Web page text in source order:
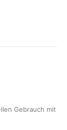
Gebrauch mit